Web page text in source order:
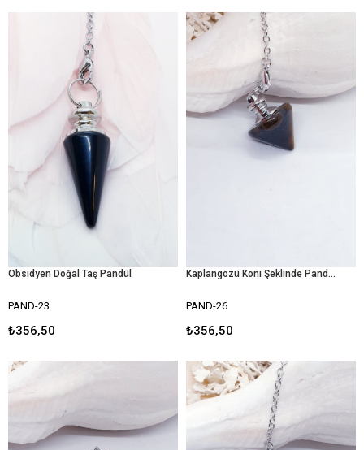
Obsidyen Doğal Taş Pandül
PAND-23
₺356,50
Kaplangözü Koni Şeklinde Pandül
PAND-26
₺356,50